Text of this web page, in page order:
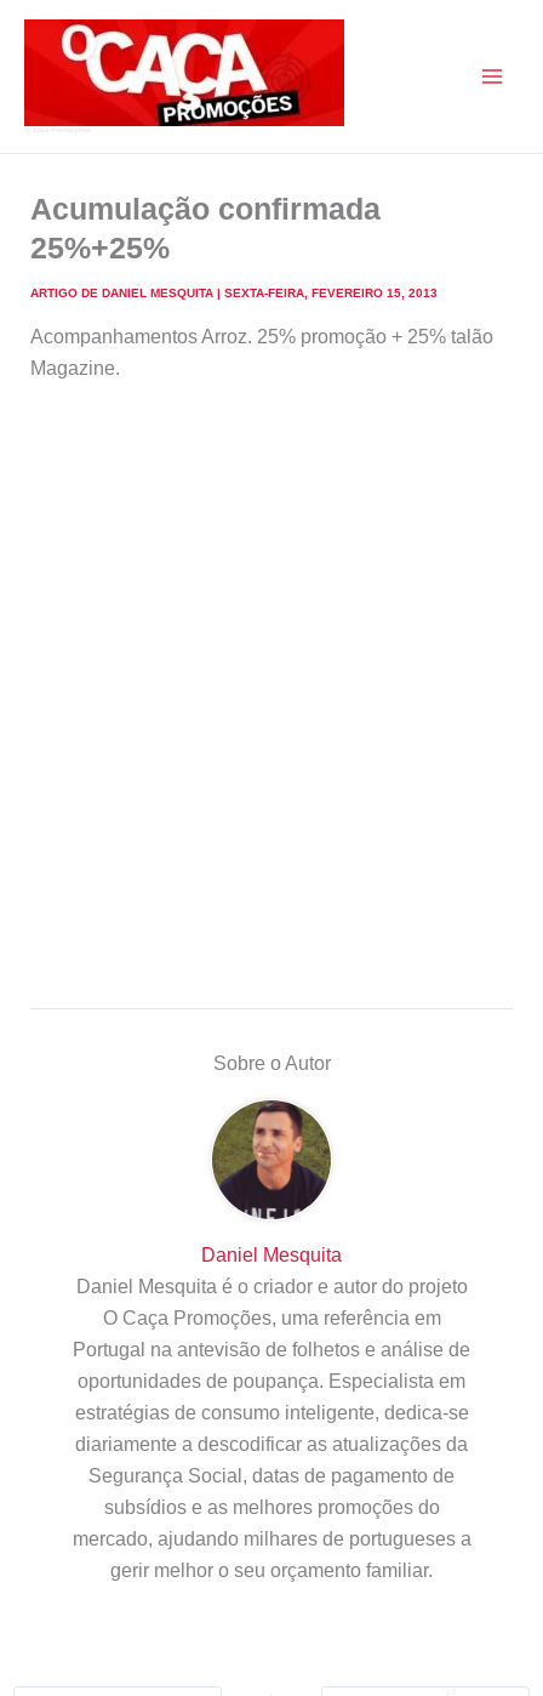
Acumulação confirmada
25%+25%
ARTIGO DE DANIEL MESQUITA | SEXTA-FEIRA, FEVEREIRO 15, 2013
Acompanhamentos Arroz. 25% promoção + 25% talão
Magazine.
Sobre o Autor
Daniel Mesquita
Daniel Mesquita é o criador e autor do projeto
O Caça Promoções, uma referência em
Portugal na antevisão de folhetos e análise de
oportunidades de poupança. Especialista em
estratégias de consumo inteligente, dedica-se
diariamente a descodificar as atualizações da
Segurança Social, datas de pagamento de
subsídios e as melhores promoções do
mercado, ajudando milhares de portugueses a
gerir melhor o seu orçamento familiar.